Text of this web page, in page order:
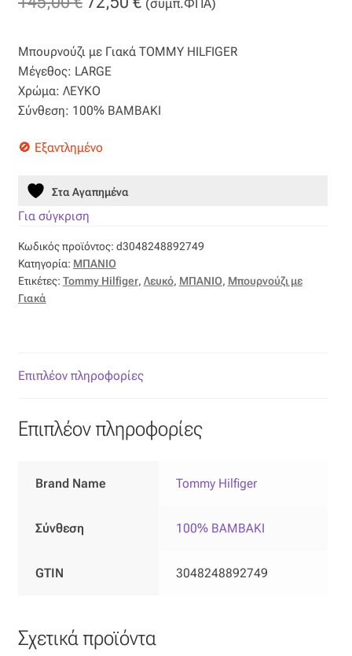
Βελούδο
Βελουτέ
Βουάλ
Γάζα
Δαντέλα
Καραβόπανο
Κρεπ
Λινό
Μπροκάρ
was:
145,00 €.
τιμή
72,50 €.
Μπουρνούζι με Γιακά TOMMY HILFIGER
Μέγεθος: LARGE
Χρώμα: ΛΕΥΚΟ
Σύνθεση: 100% ΒΑΜΒΑΚΙ
Εξαντλημένο
Στα Αγαπημένα
Για σύγκριση
Κωδικός προϊόντος: d3048248892749
Κατηγορία: ΜΠΑΝΙΟ
Ετικέτες: Tommy Hilfiger, Λευκό, ΜΠΑΝΙΟ, Μπουρνούζι με
Γιακά
Επιπλέον πληροφορίες
Επιπλέον πληροφορίες
Brand Name Tommy Hilfiger
Σύνθεση 100% ΒΑΜΒΑΚΙ
GTIN 3048248892749
Σχετικά προϊόντα